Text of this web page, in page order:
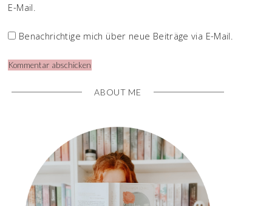
E-Mail.
Benachrichtige mich über neue Beiträge via E-Mail.
ABOUT ME